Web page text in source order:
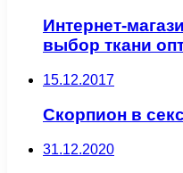
Интернет-
выбор ткани
15.12.2017
Скорпион в
31.12.2020